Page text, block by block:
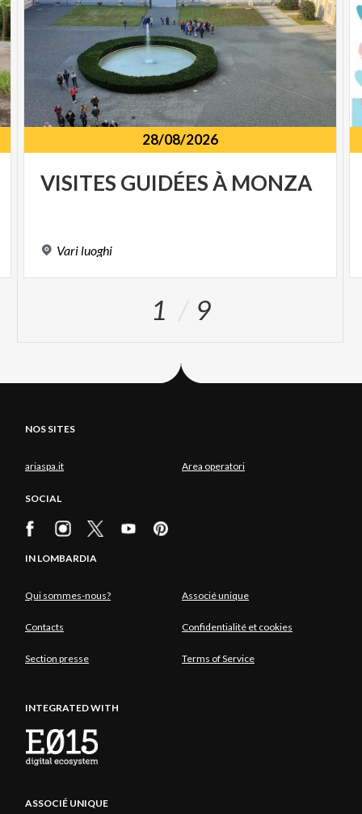
28/08/2026
VISITES GUIDÉESÀ MONZA
Vari luoghi
1 9
NOS SITES
ariaspa.it Area operatori
SOCIAL
IN LOMBARDIA
Qui sommes-nous? Associé unique
Contacts Confidentialité et cookies
Section presse Terms of Service
INTEGRATED WITH
ASSOCIÉ UNIQUE